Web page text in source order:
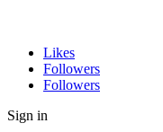
Likes
Followers
Followers
Sign in